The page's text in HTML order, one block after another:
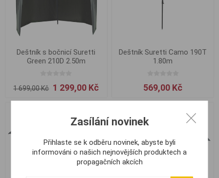
Deštník s bočnicí Suretti
Green 210D 2.50m
1 699,00 Kč 1 299,00 Kč
Deštník Suretti Camo 190T
1.80m
569,00 Kč
-6%
Zasílání novinek
Přihlaste se k odběru novinek, abyste byli
informováni o našich nejnovějších produktech a
propagačních akcích